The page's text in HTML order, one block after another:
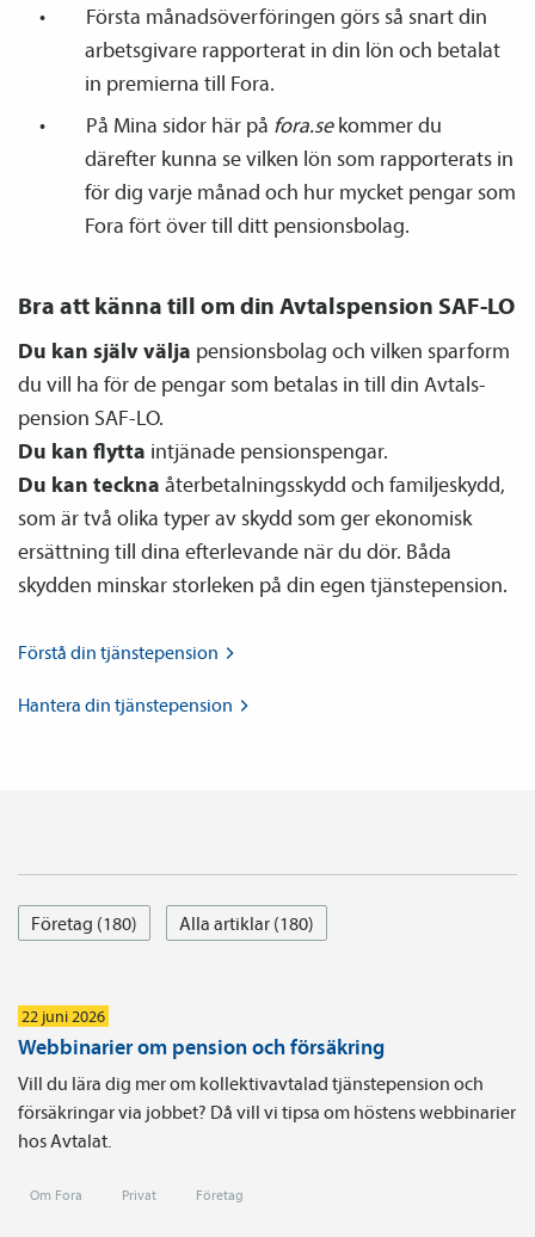
Första månadsöverföringen görs så snart din
arbetsgivare rapporterat in din lön och betalat
in premierna till Fora.
På Mina sidor här på fora.sekommer du
därefter kunna se vilken lön som rapporterats in
för dig varje månad och hur mycket pengar som
Fora fört över till ditt pensions­bolag.
Bra att känna till om din Avtals­pension SAF-LO
Du kan självvälja pensions­bolag och vilken sparform
du vill ha för de pengar som betalas in till din Avtals­
pension SAF-LO.
Du kan flytta intjänade pensions­pengar.
Du kan teckna återbetalnings­skydd och familje­skydd,
som är två olika typer av skydd som ger ekonomisk
ersättning till dina efterlevande när du dör. Båda
skydden minskar storleken på din egen tjänste­pension.
Förstå din tjänste­pension
Hantera din tjänste­pension
Företag (180) Alla artiklar (180)
22 juni 2026
Webbinarier om pension och försäkring
Vill du lära dig mer om kollektivavtalad tjänstepension och
försäkringar via jobbet? Då vill vi tipsa om höstens webbinarier
hos Avtalat.
Om Fora Privat Företag